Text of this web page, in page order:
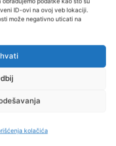
ID-ovi na ovoj veb lokaciji.
može negativno uticati na
kolačića